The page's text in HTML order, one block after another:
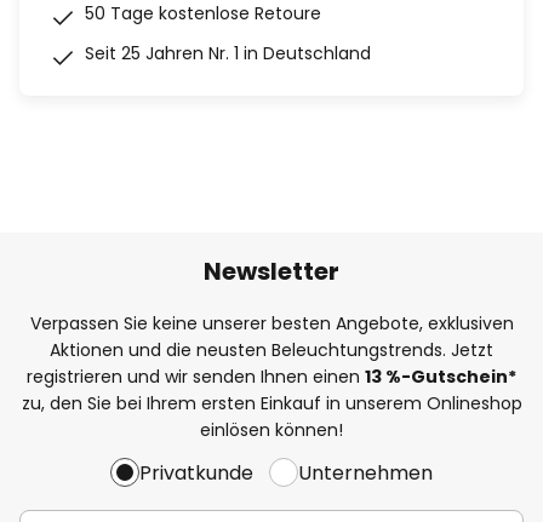
50 Tage kostenlose Retoure
Seit 25 Jahren Nr. 1 in Deutschland
Newsletter
Verpassen Sie keine unserer besten Angebote, exklusiven
Aktionen und die neusten Beleuchtungstrends. Jetzt
registrieren und wir senden Ihnen einen 13 %-Gutschein*
zu, den Sie bei Ihrem ersten Einkauf in unserem Onlineshop
einlösen können!
Privatkunde Unternehmen